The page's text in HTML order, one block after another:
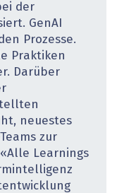
der
GenAI
Prozesse.
Praktiken
Darüber
neuestes
zur
Learnings